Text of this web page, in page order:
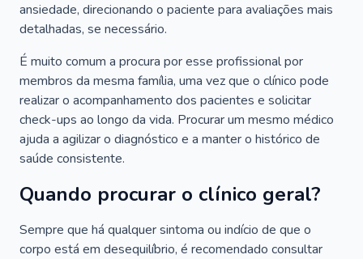
ansiedade, direcionando o paciente para avaliações mais
detalhadas, se necessário.
É muito comum a procura por esse profissional por
membros da mesma família, uma vez que o clínico pode
realizar o acompanhamento dos pacientes e solicitar
check-ups ao longo da vida. Procurar um mesmo médico
ajuda a agilizar o diagnóstico e a manter o histórico de
saúde consistente.
Quando procurar o clínico geral?
Sempre que há qualquer sintoma ou indício de que o
corpo está em desequilíbrio, é recomendado consultar